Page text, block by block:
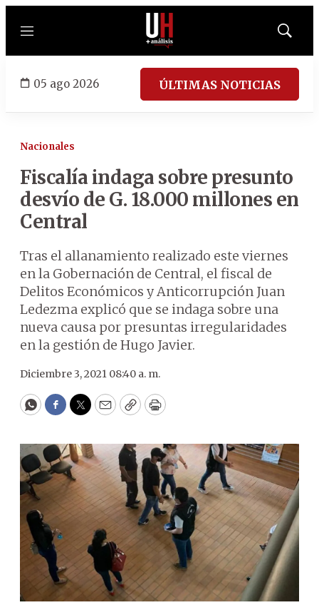
Menú
Mostrar
05 ago 2026 ÚLTIMAS NOTICIAS
Nacionales
Fiscalía indaga sobre presunto
desvío de G. 18.000 millones en
Central
Tras el allanamiento realizado este viernes
en la Gobernación de Central, el fiscal de
Delitos Económicos y Anticorrupción Juan
Ledezma explicó que se indaga sobre una
nueva causa por presuntas irregularidades
en la gestión de Hugo Javier.
Diciembre 3, 2021 08:40 a. m.
WhatsApp
Facebook
Twitter
EmailCopyPrint